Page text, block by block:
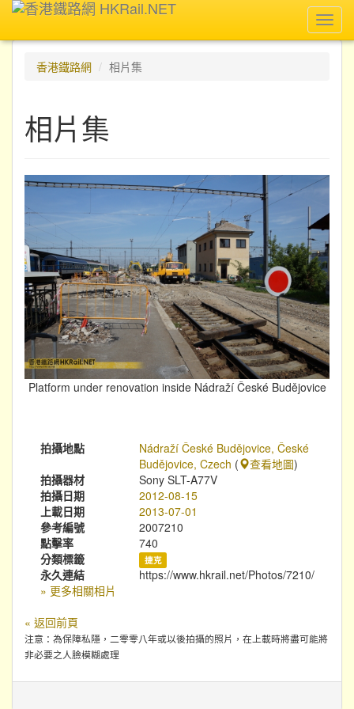
香港鐵路網
相片集
相片集
Platform under renovation inside Nádraží České Budějovice
拍攝地點
Nádraží České Budějovice, České
Budějovice, Czech ( 查看地圖)
拍攝器材
Sony SLT-A77V
拍攝日期
2012-08-15
上載日期
2013-07-01
參考編號
2007210
點擊率
740
分類標籤
捷克
永久連結
https://www.hkrail.net/Photos/7210/
» 更多相關相片
« 返回前頁
注意：為保障私隱，二零零八年或以後拍攝的照片，在上載時將盡可能將
非必要之人臉模糊處理